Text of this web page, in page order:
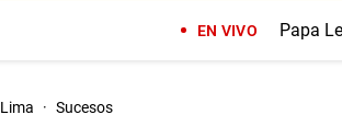
EN VIVO Papa
Lima · Sucesos